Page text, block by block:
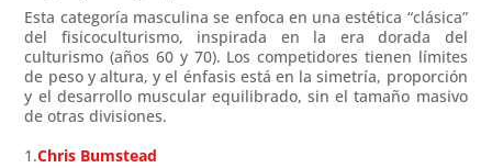
Esta categoría masculina se enfoca en una estética “clásica”
del fisicoculturismo, inspirada en la era dorada del
culturismo (años 60 y 70). Los competidores tienen límites
de peso y altura, y el énfasis está en la simetría, proporción
y el desarrollo muscular equilibrado, sin el tamaño masivo
de otras divisiones.
1.Chris Bumstead